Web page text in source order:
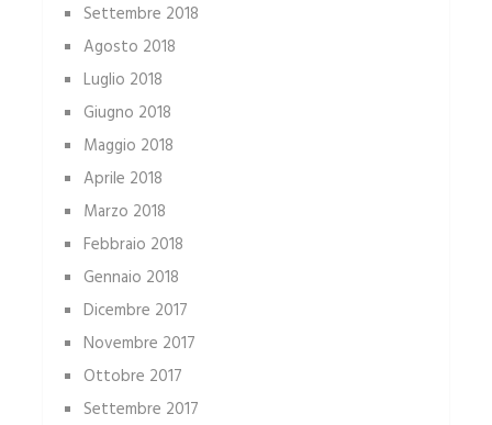
Settembre 2018
Agosto 2018
Luglio 2018
Giugno 2018
Maggio 2018
Aprile 2018
Marzo 2018
Febbraio 2018
Gennaio 2018
Dicembre 2017
Novembre 2017
Ottobre 2017
Settembre 2017